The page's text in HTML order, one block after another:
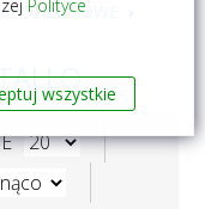
PODŁOGOWE
Polityce
wszystkie